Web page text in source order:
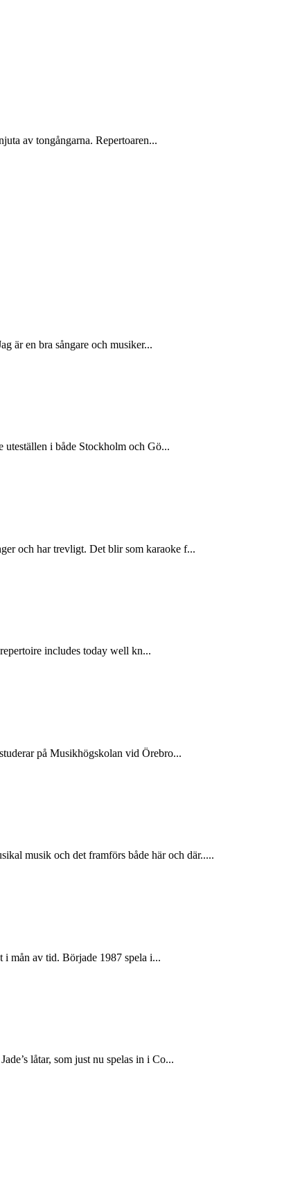
av tongångarna. Repertoaren...
är en bra sångare och musiker...
uteställen i både Stockholm och Gö...
och har trevligt. Det blir som karaoke f...
includes today well kn...
på Musikhögskolan vid Örebro...
musik och det framförs både här och där.....
i mån av tid. Började 1987 spela i...
låtar, som just nu spelas in i Co...